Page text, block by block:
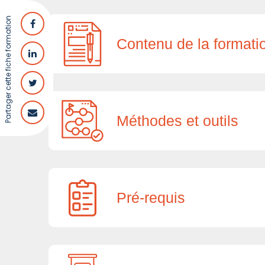
Partager cette fiche formation Contenu de la
Méthodes et outils
Pré-requis